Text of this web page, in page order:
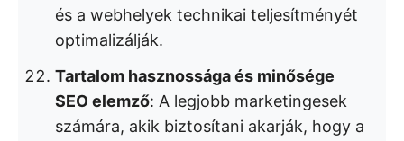
és a webhelyek technikai teljesítményét
optimalizálják.
Tartalom hasznossága és minősége
SEO elemző: A legjobb marketingesek
számára, akik biztosítani akarják, hogy a